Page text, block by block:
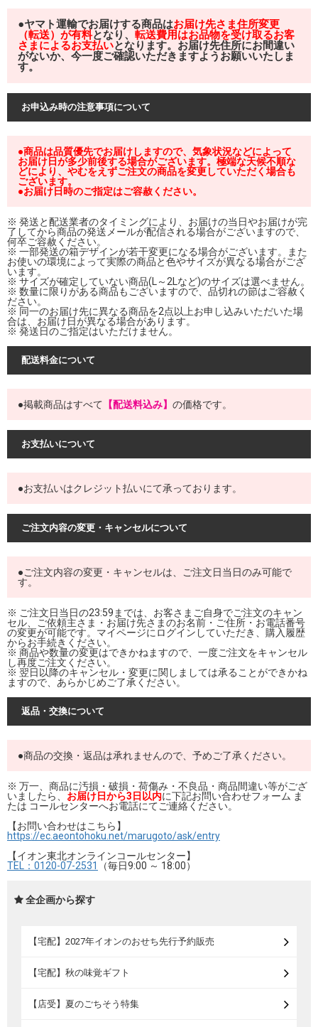
●ヤマト運輸でお届けする商品はお届け先さま住所変更
（転送）が有料となり、 転送費用はお品物を受け取るお客
さまによるお支払いとなります。お届け先住所にお間違い
がないか、今一度ご確認いただきますようお願いいたしま
す。
お申込み時の注意事項について
●商品は品質優先でお届けしますので、気象状況などによって
お届け日が多少前後する場合がございます。極端な天候不順な
どにより、やむをえずご注文の商品を変更していただく場合も
ございます。
●お届け日時のご指定はご容赦ください。
※ 発送と配送業者のタイミングにより、お届けの当日やお届けが完
了してから商品の発送メールが配信される場合がございますので、
何卒ご容赦ください。
※ 一部発送の箱デザインが若干変更になる場合がございます。また
お使いの環境によって実際の商品と色やサイズが異なる場合がござ
います。
※ サイズが確定していない商品(L～2Lなど)のサイズは選べません。
※ 数量に限りがある商品もございますので、品切れの節はご容赦く
ださい。
※ 同一のお届け先に異なる商品を2点以上お申し込みいただいた場
合は、お届け日が異なる場合があります。
※ 発送日のご指定はいただけません。
配送料金について
●掲載商品はすべて 【配送料込み】 の価格です。
お支払いについて
●お支払いはクレジット払いにて承っております。
ご注文内容の変更・キャンセルについて
●ご注文内容の変更・キャンセルは、ご注文日当日のみ可能で
す。
※ ご注文日当日の23:59までは、お客さまご自身でご注文のキャン
セル、ご依頼主さま・お届け先さまのお名前・ご住所・お電話番号
の変更が可能です。マイページにログインしていただき、購入履歴
からお手続きください。
※ 商品や数量の変更はできかねますので、一度ご注文をキャンセル
し再度ご注文ください。
※ 翌日以降のキャンセル・変更に関しましては承ることができかね
ますので、あらかじめご了承ください。
返品・交換について
●商品の交換・返品は承れませんので、予めご了承ください。
※ 万一、商品に汚損・破損・荷傷み・不良品・商品間違い等がござ
いましたら、 お届け日から3日以内に下記お問い合わせフォーム ま
たは コールセンターへお電話にてご連絡ください。
【お問い合わせはこちら】
https://ec.aeontohoku.net/marugoto/ask/entry
【イオン東北オンラインコールセンター】
TEL：0120-07-2531
（毎日9:00 ～ 18:00）
全企画から探す
【宅配】2027年イオンのおせち先行予約販売
【宅配】秋の味覚ギフト
【店受】夏のごちそう特集